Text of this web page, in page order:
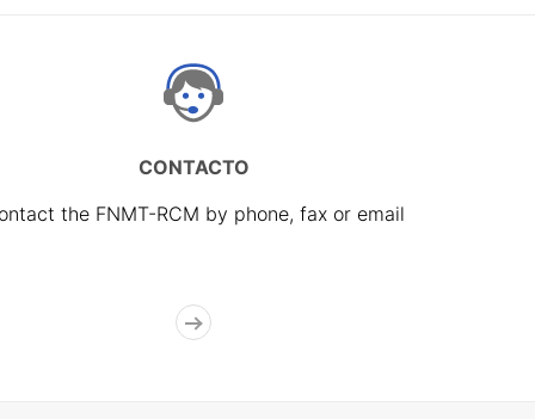
CONTACTO
the FNMT-RCM by phone, fax or email